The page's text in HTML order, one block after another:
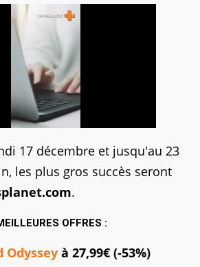
17 décembre et jusqu'au 23
les plus gros succès seront
.
OFFRES :
Odyssey à 27,99€ (-53%)